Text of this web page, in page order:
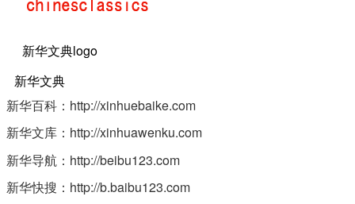
新华文典logo
新华文典
新华百科：http://xinhuebaike.com
新华文库：http://xinhuawenku.com
新华导航：http://beibu123.com
新华快搜：http://b.baibu123.com